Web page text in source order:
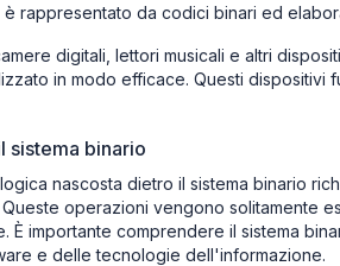
rappresentato da codici binari ed
digitali, lettori musicali e altri
in modo efficace. Questi
sistema binario
nascosta dietro il sistema binario
operazioni vengono solitamente
È importante comprendere il sistema
e delle tecnologie dell'informazione.